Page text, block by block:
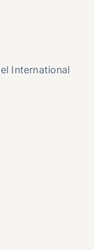
International